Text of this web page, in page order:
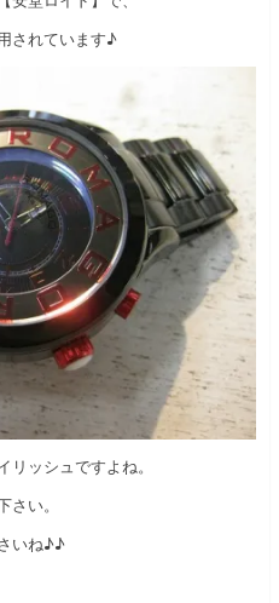
されています♪
ッシュですよね。
い。
いね♪♪